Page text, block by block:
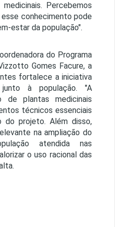
Percebemos
conhecimento pode
estar da população".
do Programa
Gomes Facure, a
fortalece a iniciativa
à população. "A
de plantas medicinais
técnicos essenciais
do projeto. Além disso,
na ampliação do
atendida nas
o uso racional das